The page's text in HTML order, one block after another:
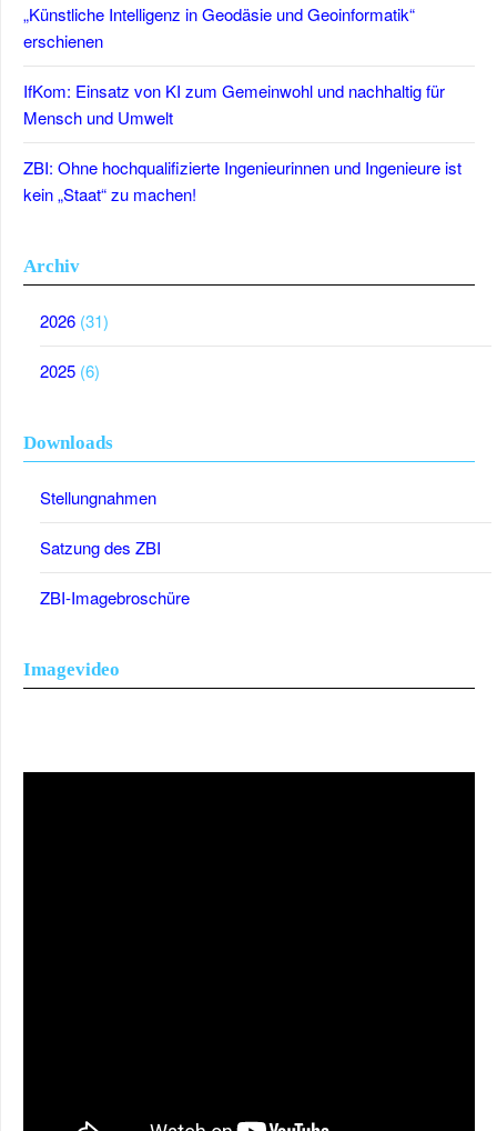
„Künstliche Intelligenz in Geodäsie und Geoinformatik“
erschienen
IfKom: Einsatz von KI zum Gemeinwohl und nachhaltig für
Mensch und Umwelt
ZBI: Ohne hochqualifizierte Ingenieurinnen und Ingenieure ist
kein „Staat“ zu machen!
Archiv
2026 (31)
2025 (6)
Downloads
Stellungnahmen
Satzung des ZBI
ZBI-Imagebroschüre
Imagevideo